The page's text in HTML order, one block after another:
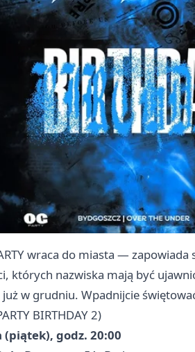
wraca do miasta —
których nazwiska mają być
w grudniu. Wpadnijcie
BIRTHDAY 2)
(piątek), godz. 20:00